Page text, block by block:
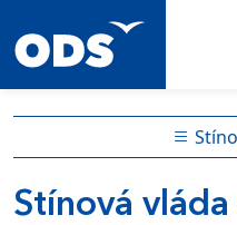
Stínová